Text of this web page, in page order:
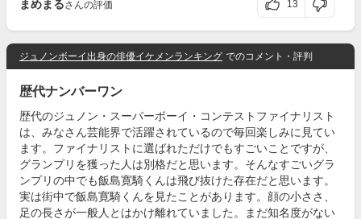
まめまるさんの評価 13
ジュノンボーイ出身の俳優イケメンランキング でのコメント・評判
歴代ナンバーワン
歴代のジュノン・スーパーボーイ・コンテストファイナリスト
は、みなさん芸能界で活躍されているので毎回楽しみに見てい
ます。ファイナリストに選ばれただけでもすごいことですが、
グランプリを獲った人は別格だと思います。そんなすごいグラ
ンプリの中でも飯島寛騎くんは飛び抜けた存在だと思います。
実は街中で飯島寛騎くんを見たことがあります。顔の小ささ、
足の長さが一般人とはかけ離れていました。まだ知名度がない